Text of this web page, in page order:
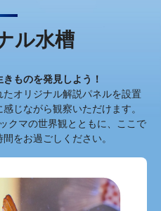
ル水槽
ものを発見しよう！
オリジナル解説パネルを設置
じながら観察いただけます。
クマの世界観とともに、ここで
をお過ごしください。